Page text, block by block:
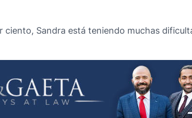
ciento, Sandra está teniendo muchas